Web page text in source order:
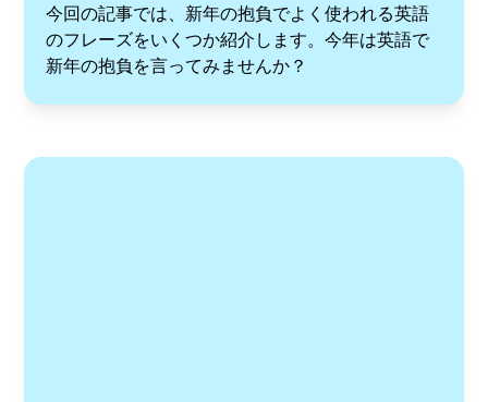
今回の記事では、新年の抱負でよく使われる英語
のフレーズをいくつか紹介します。今年は英語で
新年の抱負を言ってみませんか？